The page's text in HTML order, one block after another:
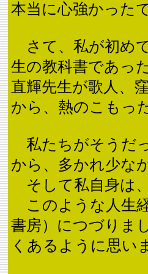
本当に心強かった
さて、私が初め
生の教科書であっ
直輝先生が歌人、
から、熱のこもっ
私たちがそうだ
から、多かれ少な
そして私自身は
このような人生
書房）につづりま
くあるように思い